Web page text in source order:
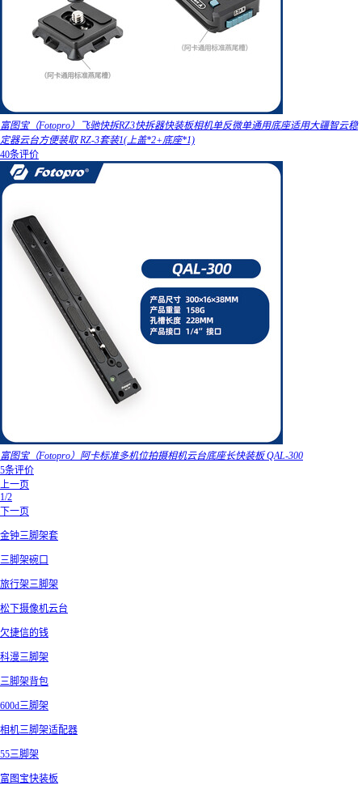
富图宝（Fotopro）飞驰快拆RZ3快拆器快装板相机单反微单通用底座适用大疆智云稳
定器云台方便装取 RZ-3套装1(上盖*2+底座*1)
40条评价
富图宝（Fotopro）阿卡标准多机位拍摄相机云台底座长快装板 QAL-300
5条评价
上一页
1/2
下一页
金钟三脚架套
三脚架碗口
旅行架三脚架
松下摄像机云台
欠捷信的钱
科漫三脚架
三脚架背包
600d三脚架
相机三脚架适配器
55三脚架
富图宝快装板